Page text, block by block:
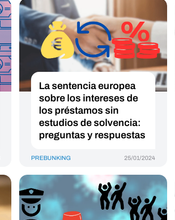
La sentencia europea
sobre los intereses de
los préstamos sin
estudios de solvencia:
preguntas y respuestas
PREBUNKING 25/01/2024